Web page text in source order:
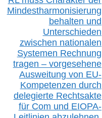
Mindestharmonisierung
behalten und
Unterschieden
zwischen nationalen
Systemen Rechnung
tragen – vorgesehene
Ausweitung von EU-
Kompetenzen durch
delegierte Rechtsakte
für Com und EIOPA-